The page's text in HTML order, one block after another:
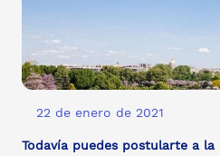
22 de enero de 2021
Todavía puedes postularte a